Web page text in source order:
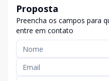
Proposta
Preencha os campos para
entre em contato